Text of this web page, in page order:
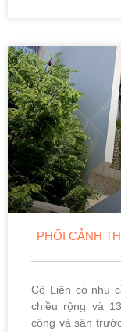
PHỐI CẢNH
Cô Liên có nhu
chiều rộng và
công và sân